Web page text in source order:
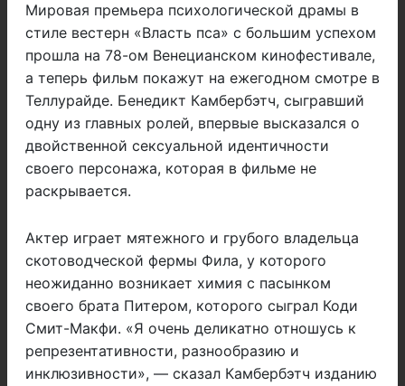
Мировая премьера психологической драмы в
стиле вестерн «Власть пса» с большим успехом
прошла на 78-ом Венецианском кинофестивале,
а теперь фильм покажут на ежегодном смотре в
Теллурайде. Бенедикт Камбербэтч, сыгравший
одну из главных ролей, впервые высказался о
двойственной сексуальной идентичности
своего персонажа, которая в фильме не
раскрывается.
Актер играет мятежного и грубого владельца
скотоводческой фермы Фила, у которого
неожиданно возникает химия с пасынком
своего брата Питером, которого сыграл Коди
Смит-Макфи. «Я очень деликатно отношусь к
репрезентативности, разнообразию и
инклюзивности», — сказал Камбербэтч изданию